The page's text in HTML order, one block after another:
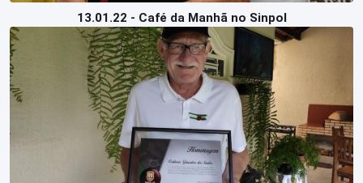
13.01.22 - Café da Manhã no Sinpol